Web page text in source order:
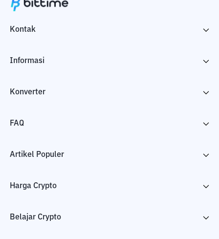
Kontak
Informasi
Konverter
FAQ
Artikel Populer
Harga Crypto
Belajar Crypto